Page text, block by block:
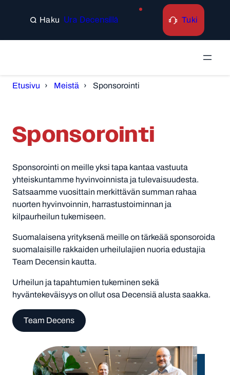
sisältöön
Search Ura Decensillä Tuki
Etusivu Meistä Sponsorointi
Sponsorointi
Sponsorointi on meille yksi tapa kantaa vastuuta
yhteiskuntamme hyvinvoinnista ja tulevaisuudesta.
Satsaamme vuosittain merkittävän summan rahaa
nuorten hyvinvoinnin, harrastustoiminnan ja
kilpaurheilun tukemiseen.
Suomalaisena yrityksenä meille on tärkeää sponsoroida
suomalaisille rakkaiden urheilulajien nuoria edustajia
Team Decensin kautta.
Urheilun ja tapahtumien tukeminen sekä
hyväntekeväisyys on ollut osa Decensiä alusta saakka.
Team Decens